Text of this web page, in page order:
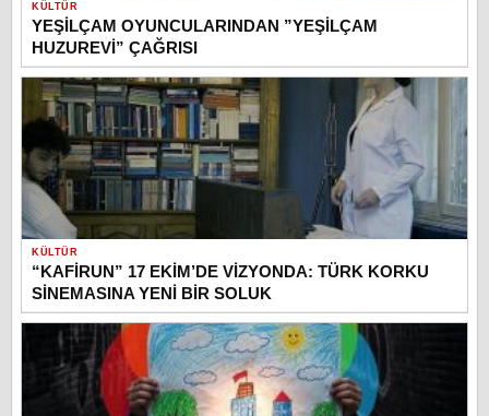
KÜLTÜR
YEŞİLÇAM OYUNCULARINDAN ”YEŞİLÇAM
HUZUREVİ” ÇAĞRISI
KÜLTÜR
“KAFİRUN” 17 EKİM’DE VİZYONDA: TÜRK KORKU
SİNEMASINA YENİ BİR SOLUK